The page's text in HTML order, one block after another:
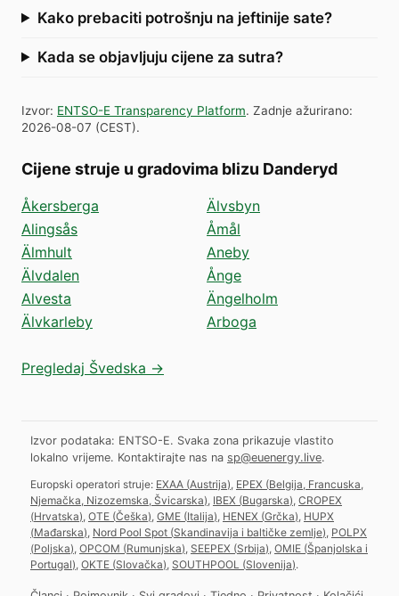
Kako prebaciti potrošnju na jeftinije sate?
Kada se objavljuju cijene za sutra?
Izvor: ENTSO-E Transparency Platform. Zadnje ažurirano:
2026-08-07 (CEST).
Cijene struje u gradovima blizu Danderyd
Åkersberga
Alingsås
Älmhult
Älvdalen
Alvesta
Älvkarleby
Älvsbyn
Åmål
Aneby
Ånge
Ängelholm
Arboga
Pregledaj Švedska →
Izvor podataka: ENTSO-E. Svaka zona prikazuje vlastito
lokalno vrijeme. Kontaktirajte nas na sp@euenergy.live.
Europski operatori struje: EXAA (Austrija) EPEX (Belgija, Francuska,
Njemačka, Nizozemska, Švicarska) IBEX (Bugarska) CROPEX
(Hrvatska) OTE (Češka) GME (Italija) HENEX (Grčka) HUPX
(Mađarska) Nord Pool Spot (Skandinavija i baltičke zemlje) POLPX
(Poljska) OPCOM (Rumunjska) SEEPEX (Srbija) OMIE (Španjolska i
Portugal) OKTE (Slovačka) SOUTHPOOL (Slovenija).